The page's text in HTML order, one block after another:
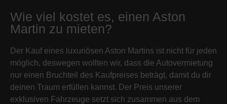
Wie viel kostet es, einen Aston
Martin zu mieten?
Der Kauf eines luxuriösen Aston Martins ist nicht für jeden
möglich, deswegen wollten wir, dass die Autovermietung
nur einen Bruchteil des Kaufpreises beträgt, damit du dir
deinen Traum erfüllen kannst. Der Preis unserer
exklusiven Fahrzeuge setzt sich zusammen aus dem